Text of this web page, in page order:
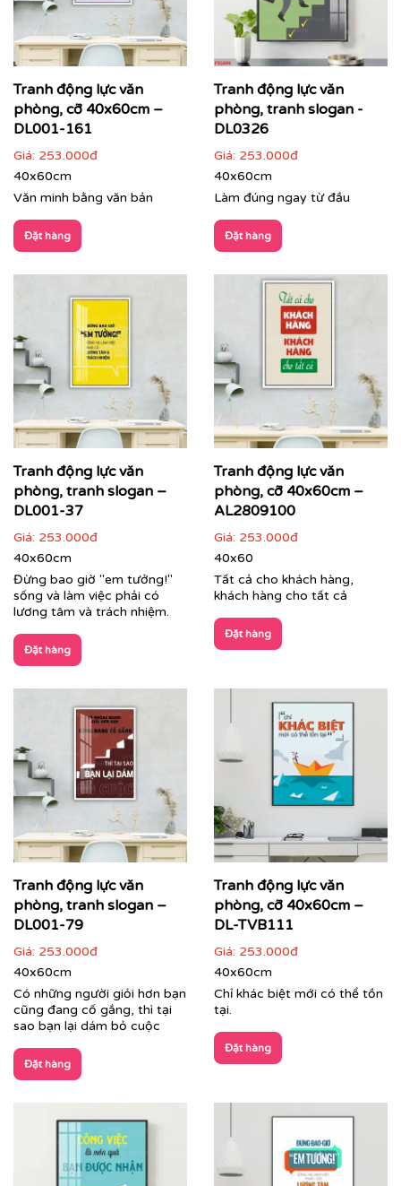
Tư vấn thi công & chọn mẫu
Tranh động lực văn
phòng, cỡ 40x60cm –
DL001-161
Giá: 253.000đ
40x60cm
Văn minh bằng văn bản
Đặt hàng
Tranh động lực văn
phòng, tranh slogan -
DL0326
Giá: 253.000đ
40x60cm
Làm đúng ngay từ đầu
Đặt hàng
Tranh động lực văn
phòng, tranh slogan –
DL001-37
Giá: 253.000đ
40x60cm
Đừng bao giờ "em tưởng!"
sống và làm việc phải có
lương tâm và trách nhiệm.
Đặt hàng
Tranh động lực văn
phòng, cỡ 40x60cm –
AL2809100
Giá: 253.000đ
40x60
Tất cả cho khách hàng,
khách hàng cho tất cả
Đặt hàng
Tranh động lực văn
phòng, tranh slogan –
DL001-79
Giá: 253.000đ
40x60cm
Có những người giỏi hơn bạn
cũng đang cố gắng, thì tại
sao bạn lại dám bỏ cuộc
Đặt hàng
Tranh động lực văn
phòng, cỡ 40x60cm –
DL-TVB111
Giá: 253.000đ
40x60cm
Chỉ khác biệt mới có thể tồn
tại.
Đặt hàng